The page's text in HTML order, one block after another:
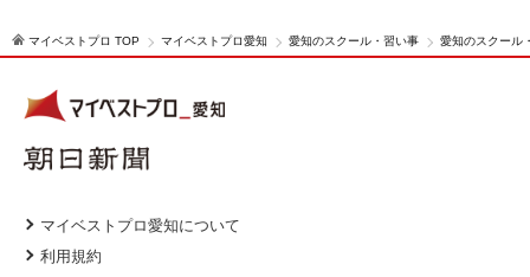
マイベストプロ TOP マイベストプロ愛知 愛知のスクール・習い事 愛知のスクール
マイベストプロ愛知について
利用規約